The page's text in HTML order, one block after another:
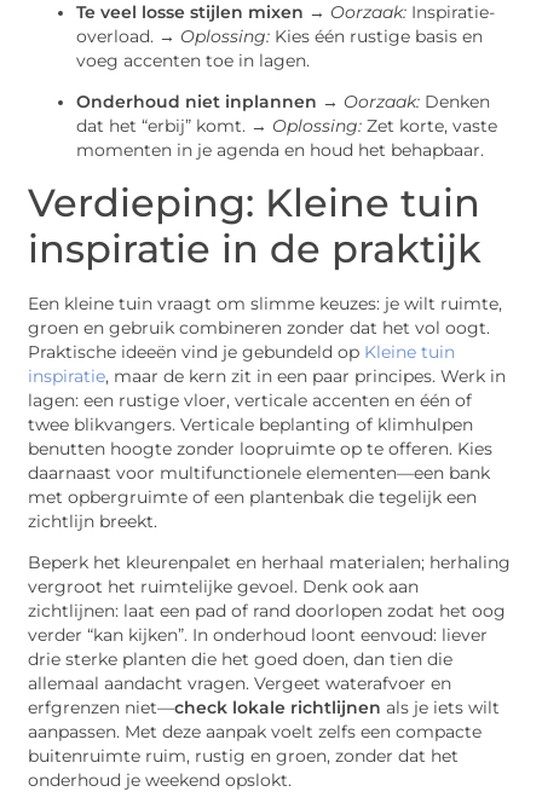
Te veel losse stijlen mixen → Oorzaak: Inspiratie-
overload. → Oplossing: Kies één rustige basis en
voeg accenten toe in lagen.
Onderhoud niet inplannen → Oorzaak: Denken
dat het “erbij” komt. → Oplossing: Zet korte, vaste
momenten in je agenda en houd het behapbaar.
Verdieping: Kleine tuin
inspiratie in de praktijk
Een kleine tuin vraagt om slimme keuzes: je wilt ruimte,
groen en gebruik combineren zonder dat het vol oogt.
Praktische ideeën vind je gebundeld op Kleine tuin
inspiratie, maar de kern zit in een paar principes. Werk in
lagen: een rustige vloer, verticale accenten en één of
twee blikvangers. Verticale beplanting of klimhulpen
benutten hoogte zonder loopruimte op te offeren. Kies
daarnaast voor multifunctionele elementen—een bank
met opbergruimte of een plantenbak die tegelijk een
zichtlijn breekt.
Beperk het kleurenpalet en herhaal materialen; herhaling
vergroot het ruimtelijke gevoel. Denk ook aan
zichtlijnen: laat een pad of rand doorlopen zodat het oog
verder “kan kijken”. In onderhoud loont eenvoud: liever
drie sterke planten die het goed doen, dan tien die
allemaal aandacht vragen. Vergeet waterafvoer en
erfgrenzen niet—check lokale richtlijnen als je iets wilt
aanpassen. Met deze aanpak voelt zelfs een compacte
buitenruimte ruim, rustig en groen, zonder dat het
onderhoud je weekend opslokt.